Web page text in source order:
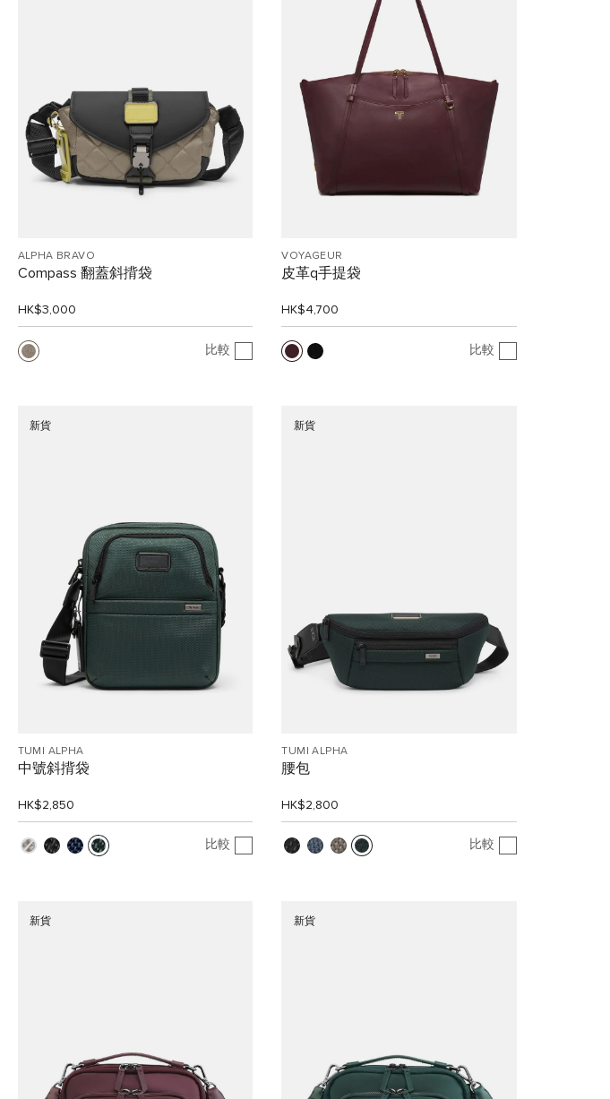
ALPHA BRAVO
Compass 翻蓋斜揹袋
HK$3,000
比較
VOYAGEUR
皮革q手提袋
HK$4,700
比較
新貨
TUMI ALPHA
中號斜揹袋
HK$2,850
比較
新貨
TUMI ALPHA
腰包
HK$2,800
比較
新貨 新貨